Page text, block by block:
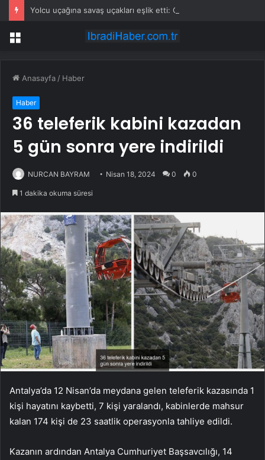
Menü
Anasayfa / Haber
Haber
36 teleferik kabini kazadan
5 gün sonra yere indirildi
NURCAN BAYRAM Nisan 18, 2024 0 0
1 dakika okuma süresi
Antalya’da 12 Nisan’da meydana gelen teleferik kazasında 1
kişi hayatını kaybetti, 7 kişi yaralandı, kabinlerde mahsur
kalan 174 kişi de 23 saatlik operasyonla tahliye edildi.
Kazanın ardından Antalya Cumhuriyet Başsavcılığı, 14